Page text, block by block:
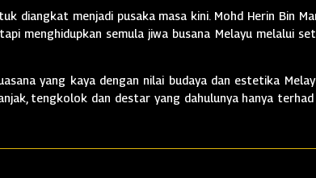
diangkat menjadi pusaka masa kini. Mohd Herin Bin
menghidupkan semula jiwa busana Melayu melalui
yang kaya dengan nilai budaya dan estetika
tengkolok dan destar yang dahulunya hanya